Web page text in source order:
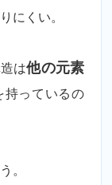
にくい。
は他の元素
持っているの
。